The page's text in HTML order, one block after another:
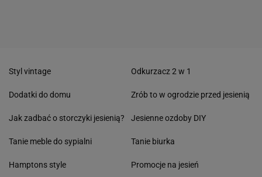
Styl vintage
Dodatki do domu
Jak zadbać o storczyki jesienią?
Tanie meble do sypialni
Hamptons style
Odkurzacz 2 w 1
Zrób to w ogrodzie przed jesienią
Jesienne ozdoby DIY
Tanie biurka
Promocje na jesień